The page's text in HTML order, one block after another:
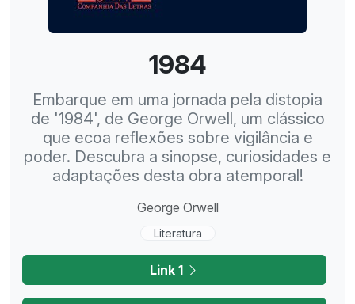
1984
Embarque em uma jornada pela distopia
de '1984', de George Orwell, um clássico
que ecoa reflexões sobre vigilância e
poder. Descubra a sinopse, curiosidades e
adaptações desta obra atemporal!
George Orwell
Literatura
Link 1